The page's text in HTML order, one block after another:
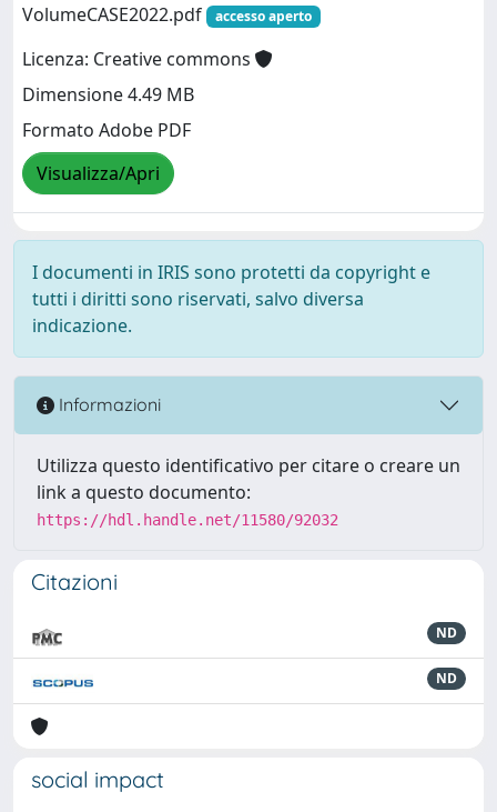
VolumeCASE2022.pdf
accesso aperto
Licenza: Creative commons
Dimensione 4.49 MB
Formato Adobe PDF
Visualizza/Apri
I documenti in IRIS sono protetti da copyright e
tutti i diritti sono riservati, salvo diversa
indicazione.
Informazioni
Utilizza questo identificativo per citare o creare un
link a questo documento:
https://hdl.handle.net/11580/92032
Citazioni
ND
ND
social impact